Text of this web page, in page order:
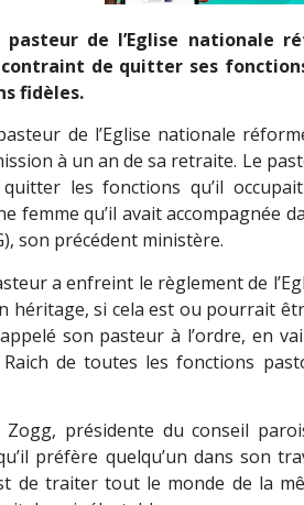
pasteur de l’Eglise nationale
de quitter ses
fidèles.
de l’Eglise nationale
à un an de sa retraite. Le
les fonctions qu’il
femme qu’il avait
son précédent ministère.
a enfreint le règlement de
héritage, si cela est ou pourrait
son pasteur à l’ordre, en
de toutes les fonctions
Zogg, présidente du conseil
préfère quelqu’un dans son
de traiter tout le monde de la